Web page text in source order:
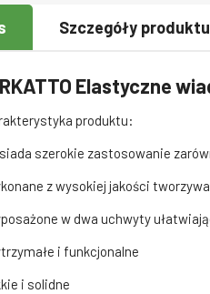
Szczegóły produktu
Elastyczne
produktu:
szerokie zastosowanie
z wysokiej jakości
w dwa uchwyty
i funkcjonalne
i solidne